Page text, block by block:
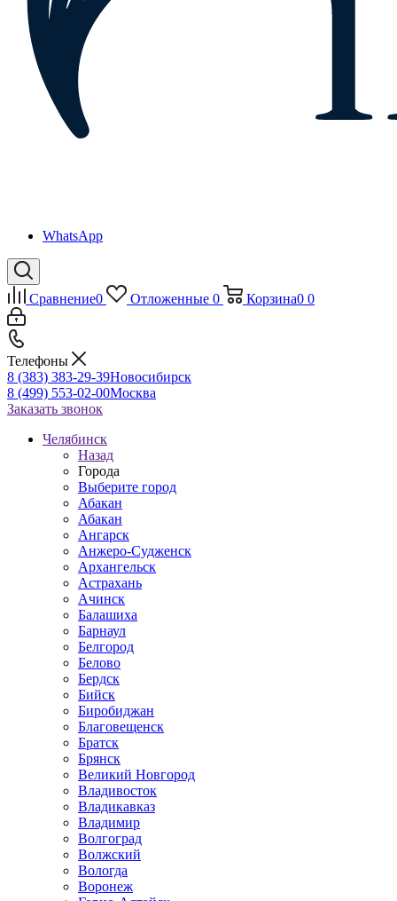
WhatsApp
Сравнение0 Отложенные 0 Корзина0 0
Телефоны
8 (383) 383-29-39Новосибирск
8 (499) 553-02-00Москва
Заказать звонок
Челябинск
Назад
Города
Выберите город
Абакан
Абакан
Ангарск
Анжеро-Судженск
Архангельск
Астрахань
Ачинск
Балашиха
Барнаул
Белгород
Белово
Бердск
Бийск
Биробиджан
Благовещенск
Братск
Брянск
Великий Новгород
Владивосток
Владикавказ
Владимир
Волгоград
Волжский
Вологда
Воронеж